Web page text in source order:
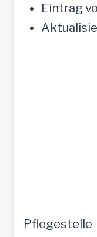
Eintrag
Pflegestelle